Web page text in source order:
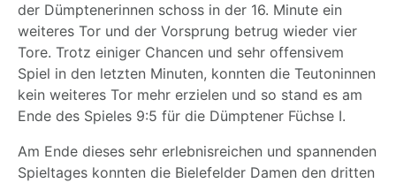
der Dümptenerinnen schoss in der 16. Minute ein
weiteres Tor und der Vorsprung betrug wieder vier
Tore. Trotz einiger Chancen und sehr offensivem
Spiel in den letzten Minuten, konnten die Teutoninnen
kein weiteres Tor mehr erzielen und so stand es am
Ende des Spieles 9:5 für die Dümptener Füchse I.
Am Ende dieses sehr erlebnisreichen und spannenden
Spieltages konnten die Bielefelder Damen den dritten